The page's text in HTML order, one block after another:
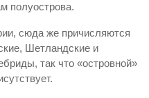
полуострова.
сюда же причисляются
Шетландские и
так что «островной»